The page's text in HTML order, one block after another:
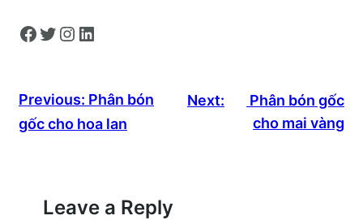
Facebook Twitter Instagram LinkedIn
Previous: Phân bón
gốc cho hoa lan
Next:
Phân bón gốc
cho mai vàng
Leave a Reply